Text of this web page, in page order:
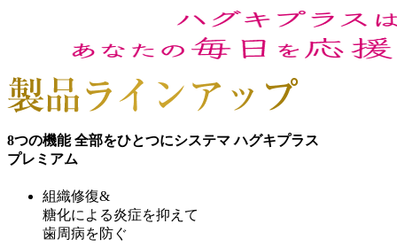
8つの機能 全部をひとつにシステマ ハグキプラス
プレミアム
組織修復&
糖化による炎症を抑えて
歯周病を防ぐ